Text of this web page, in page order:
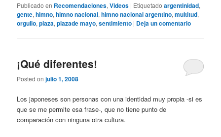
Publicado en Recomendaciones,Videos | Etiquetado argentinidad,
gente,himno,himno nacional,himno nacional argentino,multitud,
orgullo,plaza,plazade mayo,sentimiento | Deja un comentario
¡Qué diferentes!
Posted onjulio 1, 2008
Los japoneses son personas con una identidad muy propia -si es
que se me permite esa frase-, que no tiene punto de
comparación con ninguna otra cultura.